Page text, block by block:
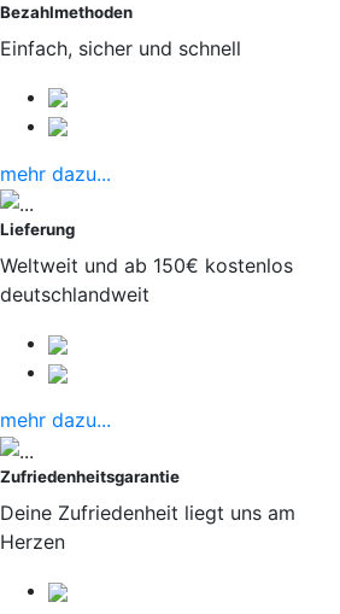
Bezahlmethoden
Einfach, sicher und schnell
mehr dazu...
Lieferung
Weltweit und ab 150€ kostenlos
deutschlandweit
mehr dazu...
Zufriedenheitsgarantie
Deine Zufriedenheit liegt uns am
Herzen